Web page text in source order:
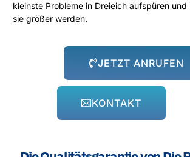
kleinste Probleme in Dreieich aufspüren
sie größer werden.
JETZT ANRUFEN
KONTAKT